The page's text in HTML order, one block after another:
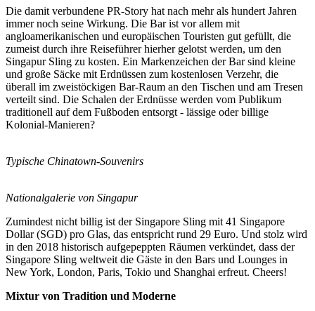
Die damit verbundene PR-Story hat nach mehr als hundert Jahren
immer noch seine Wirkung. Die Bar ist vor allem mit
angloamerikanischen und europäischen Touristen gut gefüllt, die
zumeist durch ihre Reiseführer hierher gelotst werden, um den
Singapur Sling zu kosten. Ein Markenzeichen der Bar sind kleine
und große Säcke mit Erdnüssen zum kostenlosen Verzehr, die
überall im zweistöckigen Bar-Raum an den Tischen und am Tresen
verteilt sind. Die Schalen der Erdnüsse werden vom Publikum
traditionell auf dem Fußboden entsorgt - lässige oder billige
Kolonial-Manieren?
Typische Chinatown-Souvenirs
Nationalgalerie von Singapur
Zumindest nicht billig ist der Singapore Sling mit 41 Singapore
Dollar (SGD) pro Glas, das entspricht rund 29 Euro. Und stolz wird
in den 2018 historisch aufgepeppten Räumen verkündet, dass der
Singapore Sling weltweit die Gäste in den Bars und Lounges in
New York, London, Paris, Tokio und Shanghai erfreut. Cheers!
Mixtur von Tradition und Moderne